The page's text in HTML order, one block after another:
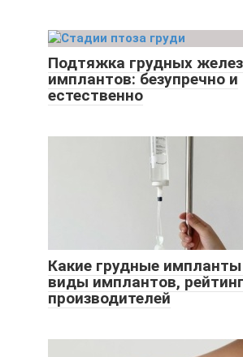
Подтяжка грудных
имплантов: безупречно и
естественно
Какие грудные
виды имплантов,
производителей